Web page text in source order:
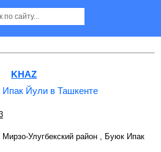
в Ташкенте Страница
KHAZ
Йули в Ташкенте
Мирзо-Улугбекский район , Буюк Ипак